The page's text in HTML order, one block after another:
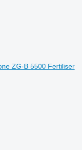
ZG-B 5500 Fertiliser